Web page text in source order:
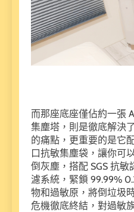
而那座底座僅佔約一張
集塵塔，則是徹底解決
的痛點，更重要的是它
口抗敏集塵袋，讓你可
倒灰塵，搭配 SGS 抗敏
濾系統，緊鎖 99.99%
物和過敏原，將倒垃圾
危機徹底終結，對過敏